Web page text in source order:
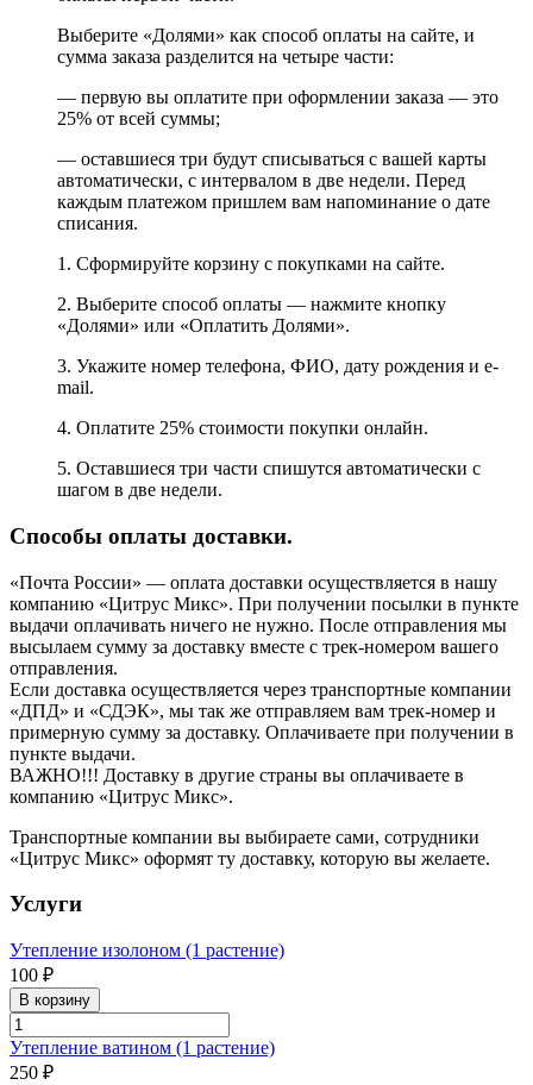
Выберите «Долями» как способ оплаты на сайте, и
сумма заказа разделится на четыре части:
— первую вы оплатите при оформлении заказа — это
25% от всей суммы;
— оставшиеся три будут списываться с вашей карты
автоматически, с интервалом в две недели. Перед
каждым платежом пришлем вам напоминание о дате
списания.
1. Сформируйте корзину с покупками на сайте.
2. Выберите способ оплаты — нажмите кнопку
«Долями» или «Оплатить Долями».
3. Укажите номер телефона, ФИО, дату рождения и e-
mail.
4. Оплатите 25% стоимости покупки онлайн.
5. Оставшиеся три части спишутся автоматически с
шагом в две недели.
Способы оплаты доставки.
«Почта России» — оплата доставки осуществляется в нашу
компанию «Цитрус Микс». При получении посылки в пункте
выдачи оплачивать ничего не нужно. После отправления мы
высылаем сумму за доставку вместе с трек-номером вашего
отправления.
Если доставка осуществляется через транспортные компании
«ДПД» и «СДЭК», мы так же отправляем вам трек-номер и
примерную сумму за доставку. Оплачиваете при получении в
пункте выдачи.
ВАЖНО!!! Доставку в другие страны вы оплачиваете в
компанию «Цитрус Микс».
Транспортные компании вы выбираете сами, сотрудники
«Цитрус Микс» оформят ту доставку, которую вы желаете.
Услуги
Утепление изолоном (1 растение)
100 ₽
В корзину
Утепление ватином (1 растение)
250 ₽